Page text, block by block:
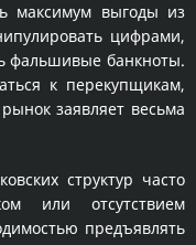
максимум выгоды из
цифрами,
фальшивые банкноты.
к перекупщикам,
заявляет весьма
структур часто
или отсутствием
предъявлять